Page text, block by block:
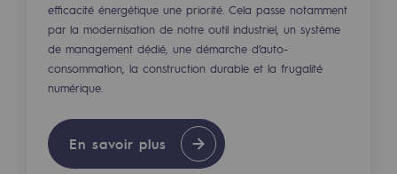
Achats responsables
Fonds de dotation
Fonds de dotation
Présentation du fonds de dotation
Gouvernance du fonds de dotation et
efficacité énergétique une priorité. Cela passe notamment
par la modernisation de notre outil industriel, un système
de management dédié, une démarche d’auto-
consommation, la construction durable et la frugalité
numérique.
En savoir plus